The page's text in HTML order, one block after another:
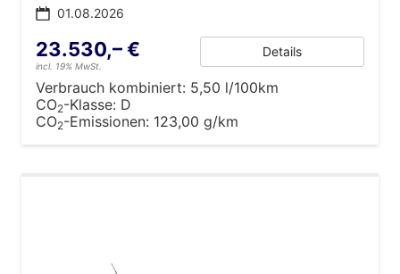
01.08.2026
23.530,– €
incl. 19% MwSt.
Details
Verbrauch kombiniert: 5,50 l/100km
CO2-Klasse: D
CO2-Emissionen: 123,00 g/km